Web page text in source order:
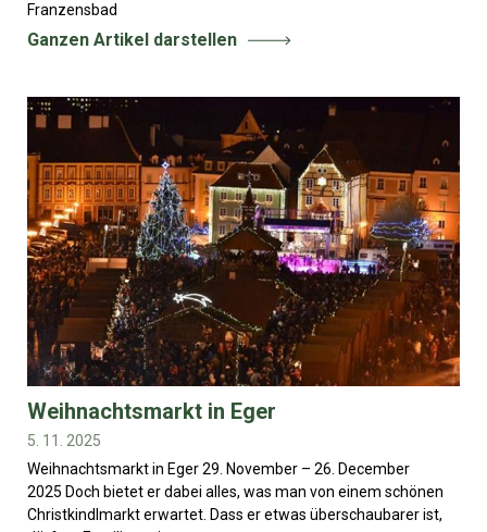
Franzensbad
Ganzen Artikel darstellen
Weihnachtsmarkt in Eger
5. 11. 2025
Weihnachtsmarkt in Eger 29. November – 26. December
2025 Doch bietet er dabei alles, was man von einem schönen
Christkindlmarkt erwartet. Dass er etwas überschaubarer ist,